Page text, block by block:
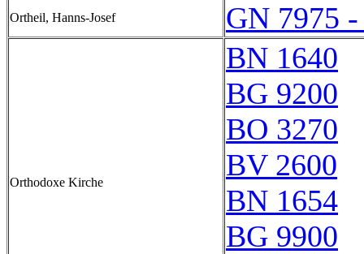
Ortheil, Hanns-Josef GN 7975
Orthodoxe Kirche
BN 1640
BG 9200
BO 3270
BV 2600
BN 1654
BG 9900